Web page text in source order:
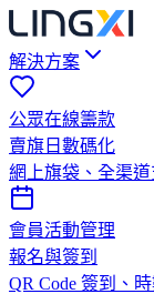
解決方案
公眾在線籌款
賣旗日數碼化
網上旗袋、全渠
會員活動管理
報名與簽到
QR Code 簽到、